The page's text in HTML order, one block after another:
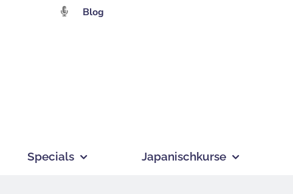
Blog
Specials Japanischkurse